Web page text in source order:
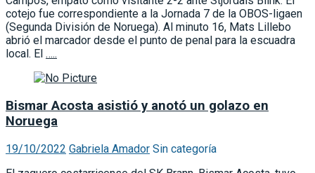
cotejo fue correspondiente a la Jornada 7 de la OBOS-ligaen
(Segunda División de Noruega). Al minuto 16, Mats Lillebo
abrió el marcador desde el punto de penal para la escuadra
local. El …..
Bismar Acosta asistió y anotó un golazo en
Noruega
19/10/2022 Gabriela Amador Sin categoría